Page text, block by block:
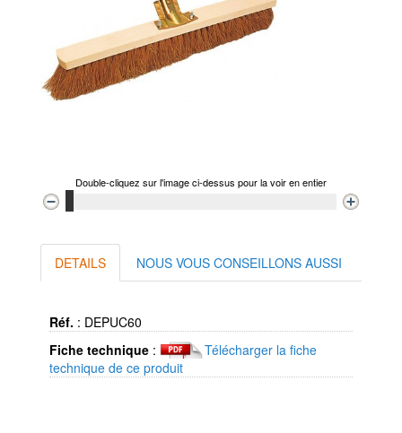
Double-cliquez sur l'image ci-dessus pour la voir en entier
DETAILS NOUS VOUS CONSEILLONS AUSSI
Réf. : DEPUC60
Fiche technique :
Télécharger la fiche
technique de ce produit